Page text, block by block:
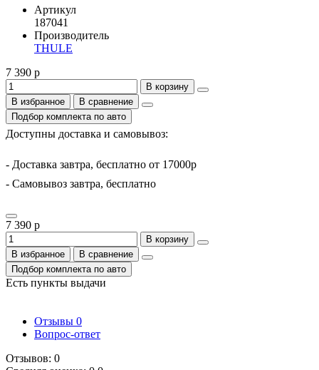
Артикул
187041
Производитель
THULE
7 390 р
В корзину
В избранное
В сравнение
Подбор комплекта по авто
Доступны доставка и самовывоз:
- Доставка завтра, бесплатно от 17000р
- Самовывоз завтра, бесплатно
7 390 р
В корзину
В избранное
В сравнение
Подбор комплекта по авто
Есть пункты выдачи
Отзывы 0
Вопрос-ответ
Отзывов: 0